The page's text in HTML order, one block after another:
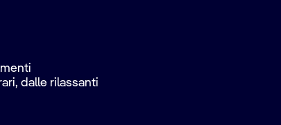
dalle rilassanti